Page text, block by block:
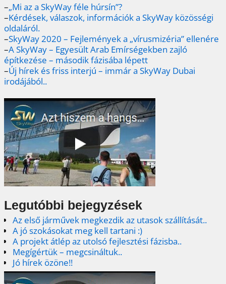
–„Mi az a SkyWay féle húrsín”?
–Kérdések, válaszok, információk a SkyWay közösségi
oldaláról.
–SkyWay 2020 – Fejlemények a „vírusmizéria” ellenére
–A SkyWay – Egyesült Arab Emírségekben zajló
építkezése – második fázisába lépett
–Új hírek és friss interjú – immár a SkyWay Dubai
irodájából..
Legutóbbi bejegyzések
Az első járművek megkezdik az utasok szállítását..
A jó szokásokat meg kell tartani :)
A projekt átlép az utolsó fejlesztési fázisba..
Megígértük – megcsináltuk..
Jó hírek özöne!!